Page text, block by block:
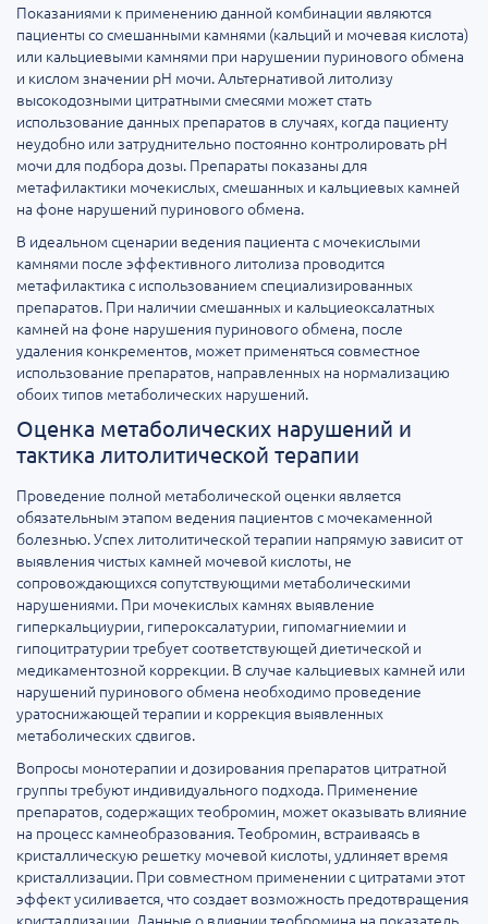
Показаниями к применению данной комбинации являются
пациенты со смешанными камнями (кальций и мочевая кислота)
или кальциевыми камнями при нарушении пуринового обмена
и кислом значении pH мочи. Альтернативой литолизу
высокодозными цитратными смесями может стать
использование данных препаратов в случаях, когда пациенту
неудобно или затруднительно постоянно контролировать pH
мочи для подбора дозы. Препараты показаны для
метафилактики мочекислых, смешанных и кальциевых камней
на фоне нарушений пуринового обмена.
В идеальном сценарии ведения пациента с мочекислыми
камнями после эффективного литолиза проводится
метафилактика с использованием специализированных
препаратов. При наличии смешанных и кальциеоксалатных
камней на фоне нарушения пуринового обмена, после
удаления конкрементов, может применяться совместное
использование препаратов, направленных на нормализацию
обоих типов метаболических нарушений.
Оценка метаболических нарушений и
тактика литолитической терапии
Проведение полной метаболической оценки является
обязательным этапом ведения пациентов с мочекаменной
болезнью. Успех литолитической терапии напрямую зависит от
выявления чистых камней мочевой кислоты, не
сопровождающихся сопутствующими метаболическими
нарушениями. При мочекислых камнях выявление
гиперкальциурии, гипероксалатурии, гипомагниемии и
гипоцитратурии требует соответствующей диетической и
медикаментозной коррекции. В случае кальциевых камней или
нарушений пуринового обмена необходимо проведение
уратоснижающей терапии и коррекция выявленных
метаболических сдвигов.
Вопросы монотерапии и дозирования препаратов цитратной
группы требуют индивидуального подхода. Применение
препаратов, содержащих теобромин, может оказывать влияние
на процесс камнеобразования. Теобромин, встраиваясь в
кристаллическую решетку мочевой кислоты, удлиняет время
кристаллизации. При совместном применении с цитратами этот
эффект усиливается, что создает возможность предотвращения